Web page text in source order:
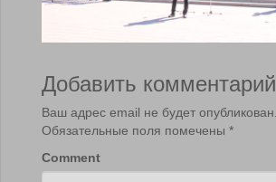
Добавить комментарий
Ваш адрес email не будет опубликован.
Обязательные поля помечены *
Comment